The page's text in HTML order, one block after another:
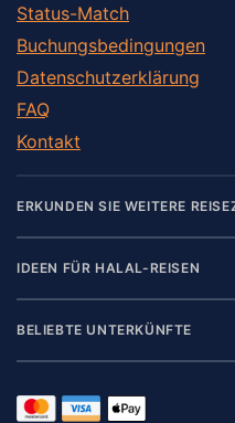
Status-Match
Buchungsbedingungen
Datenschutzerklärung
FAQ
Kontakt
ERKUNDEN SIE WEITERE
IDEEN FÜR HALAL-REISEN
BELIEBTE UNTERKÜNFTE